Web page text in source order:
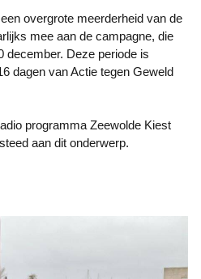
mee aan de campagne, die
december. Deze periode is
dagen van Actie tegen Geweld
programma Zeewolde Kiest
aan dit onderwerp.